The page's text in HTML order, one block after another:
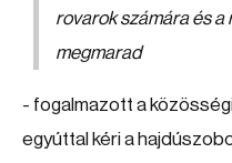
rovarok számára és a
megmarad
- fogalmazott a
egyúttal kéri a